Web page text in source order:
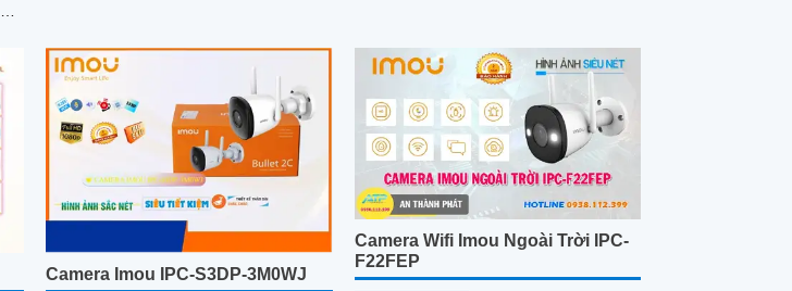
Camera Imou IPC-S3DP-3M0WJ
Camera Wifi Imou Ngoài Trời IPC-
F22FEP